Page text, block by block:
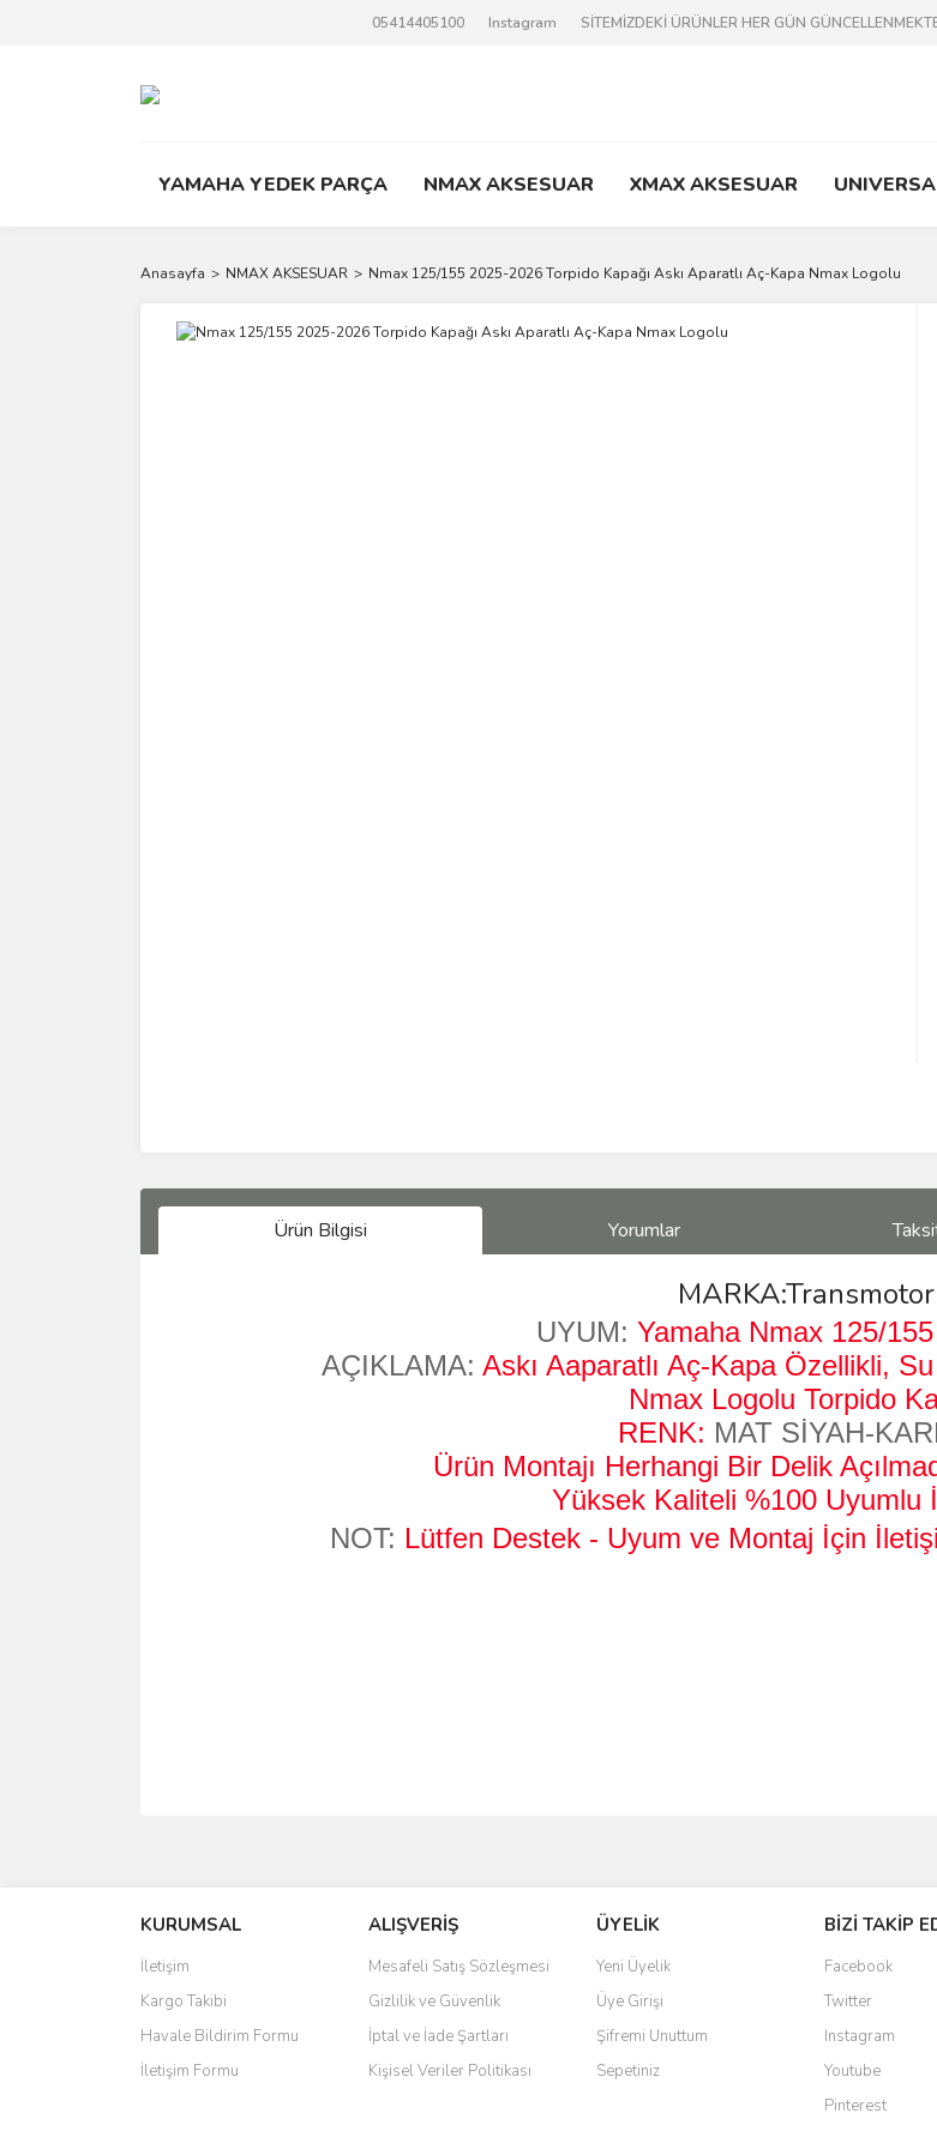
05414405100 Instagram SİTEMİZDEKİ ÜRÜNLER HER GÜN
YAMAHA YEDEK PARÇA NMAX AKSESUAR XMAX AKSESUAR
Anasayfa NMAX AKSESUAR Nmax 125/155 2025-2026 Torpido Kapağı Askı Aparatlı Aç-Kapa Nmax Logolu
Ürün Bilgisi Yorumlar
MARKA:Transmotor
UYUM: Yamaha Nmax 125/
AÇIKLAMA: Askı Aaparatlı Aç-Kapa Özellikli,
Nmax Logolu Torpido
RENK: MAT SİYAH-
Ürün Montajı Herhangi Bir Delik
Yüksek Kaliteli %100 Uyumlu
NOT: Lütfen Destek - Uyum ve Montaj İçin
Ürün resmi kalitesiz, bozuk veya görüntülenemiyor.
Ürün bilgilerinde hatalar bulunuyor.
Ürün fiyatı diğer sitelerden daha pahalı.
Bu ürüne benzer farklı alternatifler olmalı.
KURUMSAL
İletişim
Kargo Takibi
Havale Bildirim Formu
İletişim Formu
ALIŞVERİŞ
Mesafeli Satış Sözleşmesi
Gizlilik ve Güvenlik
İptal ve İade Şartları
Kişisel Veriler Politikası
ÜYELİK
Yeni Üyelik
Üye Girişi
Şifremi Unuttum
Sepetiniz
BİZİ TAKİP
Facebook
Twitter
Instagram
Youtube
Pinterest